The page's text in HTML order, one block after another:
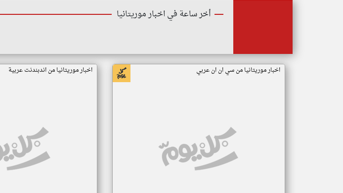
أخر ساعة في اخبار موريتانيا
اخبار موريتانيا من سي ان ان عربي اخبار موريتانيا من اندبندنت عربية